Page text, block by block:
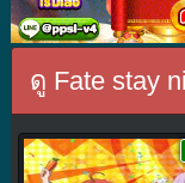
ดู Fate stay